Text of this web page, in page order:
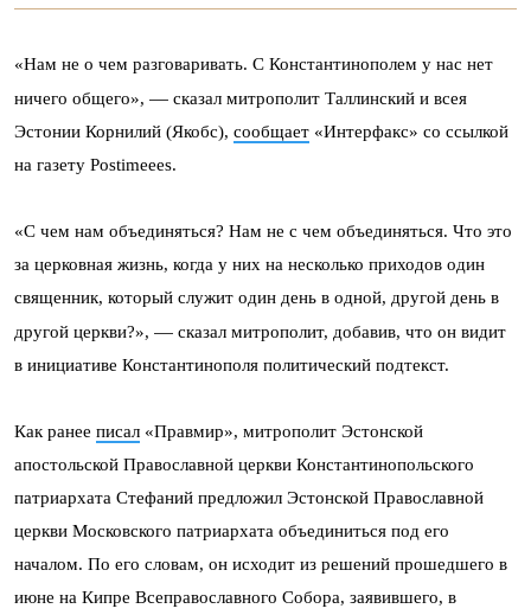
«Нам не о чем разговаривать. С Константинополем у нас нет
ничего общего», — сказал митрополит Таллинский и всея
Эстонии Корнилий (Якобс), сообщает «Интерфакс» со ссылкой
на газету Postimeees.
«С чем нам объединяться? Нам не с чем объединяться. Что это
за церковная жизнь, когда у них на несколько приходов один
священник, который служит один день в одной, другой день в
другой церкви?», — сказал митрополит, добавив, что он видит
в инициативе Константинополя политический подтекст.
Как ранее писал «Правмир», митрополит Эстонской
апостольской Православной церкви Константинопольского
патриархата Стефаний предложил Эстонской Православной
церкви Московского патриархата объединиться под его
началом. По его словам, он исходит из решений прошедшего в
июне на Кипре Всеправославного Собора, заявившего, в